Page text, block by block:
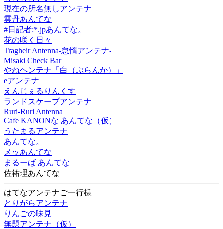
現在の所名無しアンテナ
雲丹あんてな
#日記者:*.jpあんてな。
花の咲く日々
Tragheir Antenna-怠惰アンテナ-
Misaki Check Bar
やねヘンテナ「白（ぶらんか）」
eアンテナ
えんじぇるりんくす
ランドスケープアンテナ
Ruri-Ruri Antenna
Cafe KANONな あんてな（仮）
うたまるアンテナ
あんてな。
メッあんてな
まるーば あんてな
佐祐理あんてな
はてなアンテナご一行様
とりがらアンテナ
りんごの味見
無題アンテナ（仮）